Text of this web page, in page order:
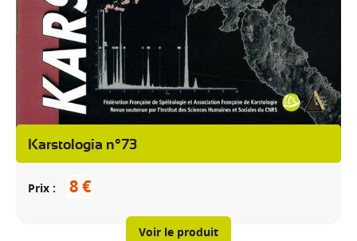
Karstologia n°73
Prix 8 €
Voir le produit